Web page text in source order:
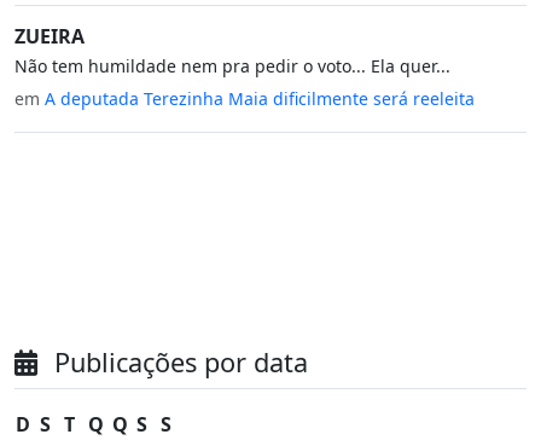
ZUEIRA
Não tem humildade nem pra pedir o voto... Ela quer...
em A deputada Terezinha Maia dificilmente será reeleita
Publicações por data
D S T Q Q S S